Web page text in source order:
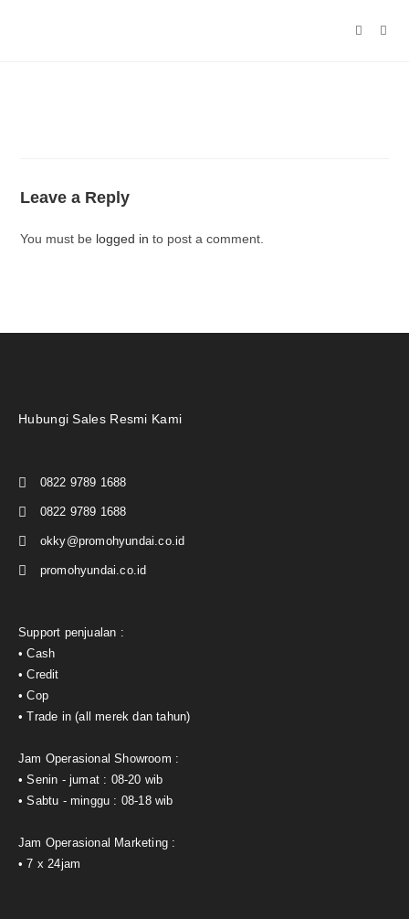
Leave a Reply
You must be logged in to post a comment.
Hubungi Sales Resmi Kami
0822 9789 1688
0822 9789 1688
okky@promohyundai.co.id
promohyundai.co.id
Support penjualan :
• Cash
• Credit
• Cop
• Trade in (all merek dan tahun)
Jam Operasional Showroom :
• Senin - jumat : 08-20 wib
• Sabtu - minggu : 08-18 wib
Jam Operasional Marketing :
• 7 x 24jam